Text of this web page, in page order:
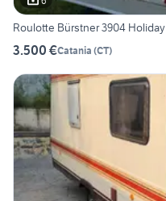
Roulotte Bürstner 3904 Holiday
3.500 €Catania (CT)